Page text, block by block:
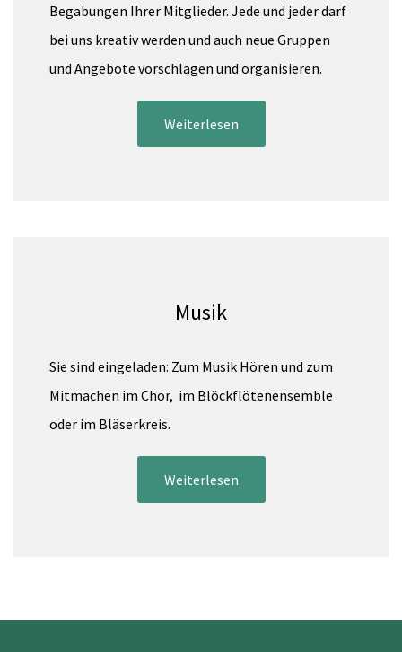
Begabungen Ihrer Mitglieder. Jede und jeder darf
bei uns kreativ werden und auch neue Gruppen
und Angebote vorschlagen und organisieren.
Weiterlesen
Musik
Sie sind eingeladen: Zum Musik Hören und zum
Mitmachen im Chor, im Blöckflötenensemble
oder im Bläserkreis.
Weiterlesen